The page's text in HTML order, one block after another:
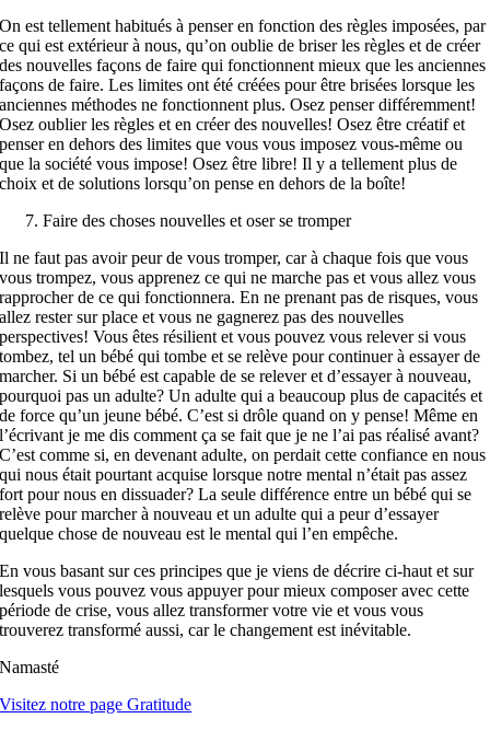
On est tellement habitués à penser en fonction des règles imposées, par
ce qui est extérieur à nous, qu’on oublie de briser les règles et de créer
des nouvelles façons de faire qui fonctionnent mieux que les anciennes
façons de faire. Les limites ont été créées pour être brisées lorsque les
anciennes méthodes ne fonctionnent plus. Osez penser différemment!
Osez oublier les règles et en créer des nouvelles! Osez être créatif et
penser en dehors des limites que vous vous imposez vous-même ou
que la société vous impose! Osez être libre! Il y a tellement plus de
choix et de solutions lorsqu’on pense en dehors de la boîte!
Faire des choses nouvelles et oser se tromper
Il ne faut pas avoir peur de vous tromper, car à chaque fois que vous
vous trompez, vous apprenez ce qui ne marche pas et vous allez vous
rapprocher de ce qui fonctionnera. En ne prenant pas de risques, vous
allez rester sur place et vous ne gagnerez pas des nouvelles
perspectives! Vous êtes résilient et vous pouvez vous relever si vous
tombez, tel un bébé qui tombe et se relève pour continuer à essayer de
marcher. Si un bébé est capable de se relever et d’essayer à nouveau,
pourquoi pas un adulte? Un adulte qui a beaucoup plus de capacités et
de force qu’un jeune bébé. C’est si drôle quand on y pense! Même en
l’écrivant je me dis comment ça se fait que je ne l’ai pas réalisé avant?
C’est comme si, en devenant adulte, on perdait cette confiance en nous
qui nous était pourtant acquise lorsque notre mental n’était pas assez
fort pour nous en dissuader? La seule différence entre un bébé qui se
relève pour marcher à nouveau et un adulte qui a peur d’essayer
quelque chose de nouveau est le mental qui l’en empêche.
En vous basant sur ces principes que je viens de décrire ci-haut et sur
lesquels vous pouvez vous appuyer pour mieux composer avec cette
période de crise, vous allez transformer votre vie et vous vous
trouverez transformé aussi, car le changement est inévitable.
Namasté
Visitez notre page Gratitude